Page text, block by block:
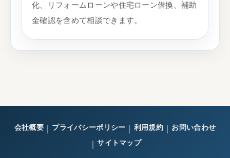
化、リフォームローンや住宅ローン借換、補助
金確認を含めて相談できます。
会社概要｜ プライバシーポリシー 利用規約 お問い合わせ
｜サイトマップ